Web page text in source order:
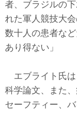
者、ブラジルの
れた軍人競技大
数十人の患者な
あり得ない」
エブライト氏は
科学論文、また
セーフティー、